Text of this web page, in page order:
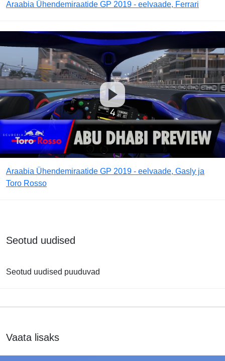
Araabia Ühendemiraatide GP 2019 - eelvaade, Ferrari
Araabia Ühendemiraatide GP 2019 - eelvaade, Gasly ja
Toro Rosso
Seotud uudised
Seotud uudised puuduvad
Vaata lisaks